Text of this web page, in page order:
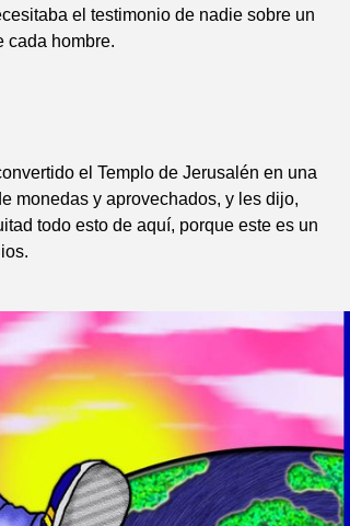
el testimonio de nadie sobre un
cada hombre.
el Templo de Jerusalén en una
monedas y aprovechados, y les dijo,
todo esto de aquí, porque este es un